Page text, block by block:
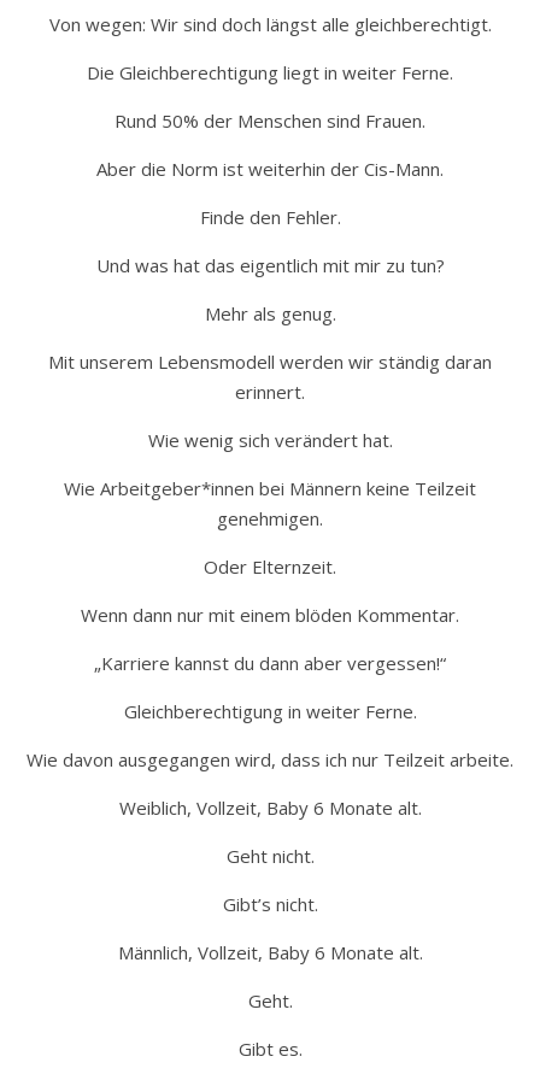
Von wegen: Wir sind doch längst alle gleichberechtigt.
Die Gleichberechtigung liegt in weiter Ferne.
Rund 50% der Menschen sind Frauen.
Aber die Norm ist weiterhin der Cis-Mann.
Finde den Fehler.
Und was hat das eigentlich mit mir zu tun?
Mehr als genug.
Mit unserem Lebensmodell werden wir ständig daran
erinnert.
Wie wenig sich verändert hat.
Wie Arbeitgeber*innen bei Männern keine Teilzeit
genehmigen.
Oder Elternzeit.
Wenn dann nur mit einem blöden Kommentar.
„Karriere kannst du dann aber vergessen!“
Gleichberechtigung in weiter Ferne.
Wie davon ausgegangen wird, dass ich nur Teilzeit arbeite.
Weiblich, Vollzeit, Baby 6 Monate alt.
Geht nicht.
Gibt’s nicht.
Männlich, Vollzeit, Baby 6 Monate alt.
Geht.
Gibt es.